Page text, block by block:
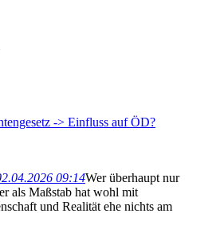
-> Einfluss auf ÖD?
09:14Wer überhaupt nur
als Maßstab hat wohl mit
und Realität ehe nichts am